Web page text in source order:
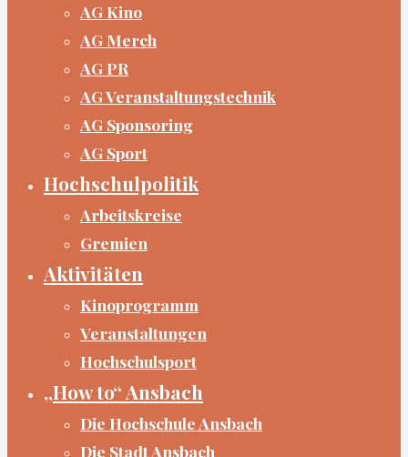
AG Kino
AG Merch
AG PR
AG Veranstaltungstechnik
AG Sponsoring
AG Sport
Hochschulpolitik
Arbeitskreise
Gremien
Aktivitäten
Kinoprogramm
Veranstaltungen
Hochschulsport
„How to“ Ansbach
Die Hochschule Ansbach
Die Stadt Ansbach